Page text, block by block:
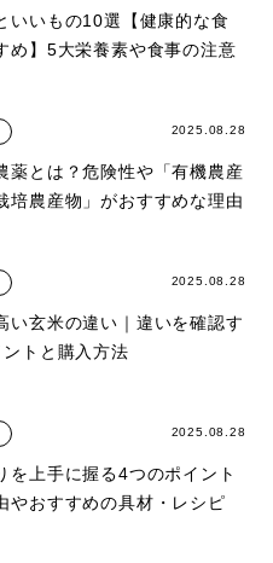
いいもの10選【健康的な食
め】5大栄養素や食事の注意
2025.08.28
薬とは？危険性や「有機農産
培農産物」がおすすめな理由
2025.08.28
い玄米の違い｜違いを確認す
トと購入方法
2025.08.28
を上手に握る4つのポイント
やおすすめの具材・レシピ